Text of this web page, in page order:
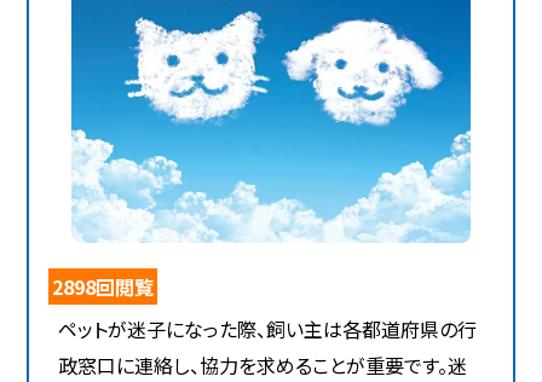
2898回閲覧
ペットが迷子になった際、飼い主は各都道府県の行
政窓口に連絡し、協力を求めることが重要です。迷